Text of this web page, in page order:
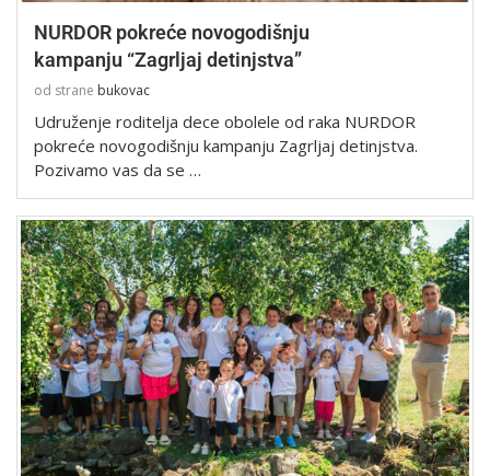
NURDOR pokreće novogodišnju
kampanju “Zagrljaj detinjstva”
od strane bukovac
Udruženje roditelja dece obolele od raka NURDOR
pokreće novogodišnju kampanju Zagrljaj detinjstva.
Pozivamo vas da se …